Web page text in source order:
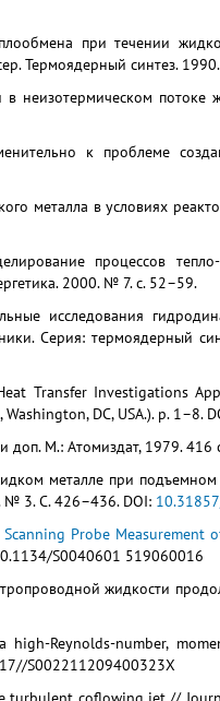
при течении
Термоядерный синтез.
неизотермическом потоке
к проблеме
металла в условиях
процессов
2000. № 7. с. 52–59.
исследования
Серия: термоядерный
Transfer Investigations
DC, USA.). p. 1–8.
доп. М.: Атомиздат, 1979. 416
металле при
№ 3. С. 426–436. DOI:
Scanning Probe Measurement
S0040601 519060016
жидкости
Reynolds-number,
S002211209400323X